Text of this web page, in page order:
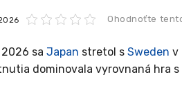
Ohodnoťte
sa Japan stretol s Sweden v
dominovala vyrovnaná hra